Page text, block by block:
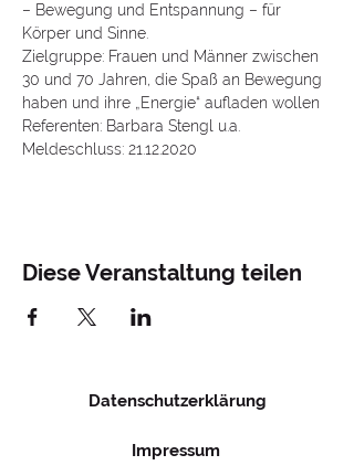
– Bewegung und Entspannung – für
Körper und Sinne.
Zielgruppe: Frauen und Männer zwischen
30 und 70 Jahren, die Spaß an Bewegung
haben und ihre „Energie“ aufladen wollen
Referenten: Barbara Stengl u.a.
Meldeschluss: 21.12.2020
Diese Veranstaltung teilen
Datenschutzerklärung
Impressum